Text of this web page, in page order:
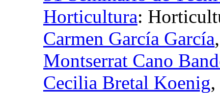
Horticultura:
Carmen García García
Montserrat Cano
Cecilia Bretal Koenig,